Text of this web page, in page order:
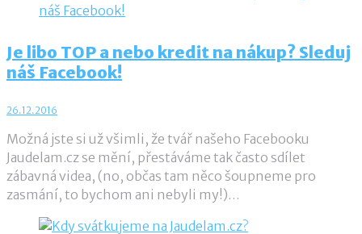
Je libo TOP a nebo kredit na nákup? Sleduj
náš Facebook!
26.12.2016
Možná jste si už všimli, že tvář našeho Facebooku
Jaudelam.cz se mění, přestáváme tak často sdílet
zábavná videa, (no, občas tam něco šoupneme pro
zasmání, to bychom ani nebyli my!)…